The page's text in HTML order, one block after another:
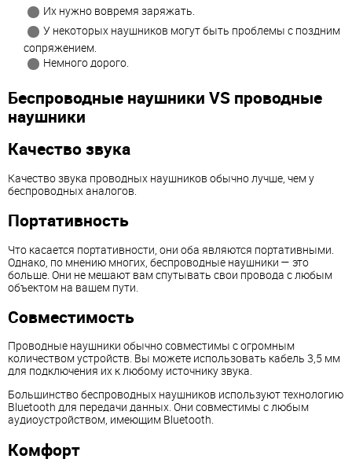
Их нужно вовремя заряжать.
У некоторых наушников могут быть проблемы с поздним
сопряжением.
Немного дорого.
Беспроводные наушники VS проводные
наушники
Качество звука
Качество звука проводных наушников обычно лучше, чем у
беспроводных аналогов.
Портативность
Что касается портативности, они оба являются портативными.
Однако, по мнению многих, беспроводные наушники — это
больше. Они не мешают вам спутывать свои провода с любым
объектом на вашем пути.
Совместимость
Проводные наушники обычно совместимы с огромным
количеством устройств. Вы можете использовать кабель 3,5 мм
для подключения их к любому источнику звука.
Большинство беспроводных наушников используют технологию
Bluetooth для передачи данных. Они совместимы с любым
аудиоустройством, имеющим Bluetooth.
Комфорт